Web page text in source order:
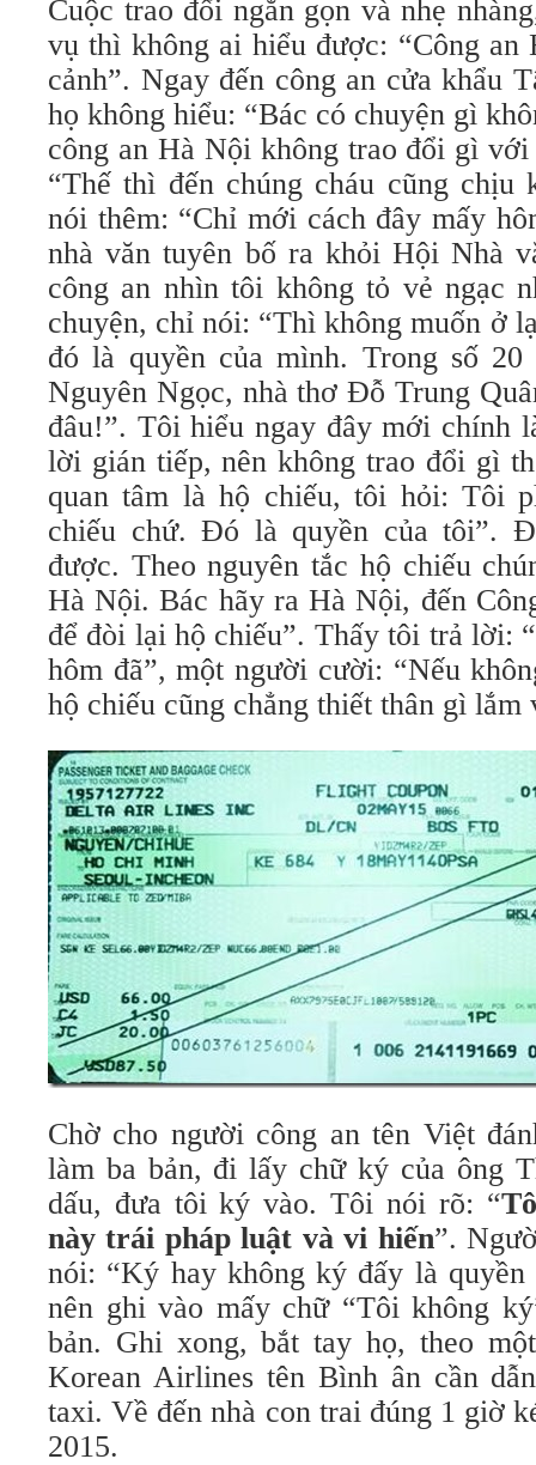
Cuộc trao đổi ngắn gọn và nhẹ
vụ thì không ai hiểu được: “Công an
cảnh”. Ngay đến công an cửa khẩu
họ không hiểu: “Bác có chuyện gì
công an Hà Nội không trao đổi gì với
“Thế thì đến chúng cháu cũng chịu
nói thêm: “Chỉ mới cách đây mấy
nhà văn tuyên bố ra khỏi Hội Nhà
công an nhìn tôi không tỏ vẻ ngạc
chuyện, chỉ nói: “Thì không muốn ở
đó là quyền của mình. Trong số
Nguyên Ngọc, nhà thơ Đỗ Trung
đâu!”. Tôi hiểu ngay đây mới chính
lời gián tiếp, nên không trao đổi gì
quan tâm là hộ chiếu, tôi hỏi: Tôi
chiếu chứ. Đó là quyền của tôi”.
được. Theo nguyên tắc hộ chiếu
Hà Nội. Bác hãy ra Hà Nội, đến
để đòi lại hộ chiếu”. Thấy tôi trả lời:
hôm đã”, một người cười: “Nếu
hộ chiếu cũng chẳng thiết thân gì lắm
Chờ cho người công an tên Việt
làm ba bản, đi lấy chữ ký của ông
dấu, đưa tôi ký vào. Tôi nói rõ: “
này trái pháp luật và vi hiến”.
nói: “Ký hay không ký đấy là quyền
nên ghi vào mấy chữ “Tôi không
bản. Ghi xong, bắt tay họ, theo
Korean Airlines tên Bình ân cần
taxi. Về đến nhà con trai đúng 1 giờ
2015.